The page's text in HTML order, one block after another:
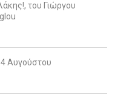
του Γιώργου
Αυγούστου